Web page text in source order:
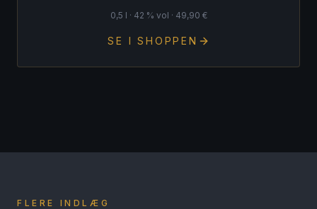
0,5 l · 42 % vol · 49,90 €
SE I SHOPPEN
FLERE INDLÆG